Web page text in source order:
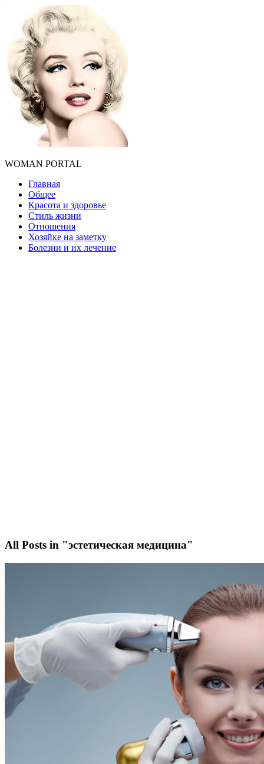
WOMAN PORTAL
Главная
Общее
Красота и здоровье
Стиль жизни
Отношения
Хозяйке на заметку
Болезни и их лечение
All Posts in "эстетическая медицина"